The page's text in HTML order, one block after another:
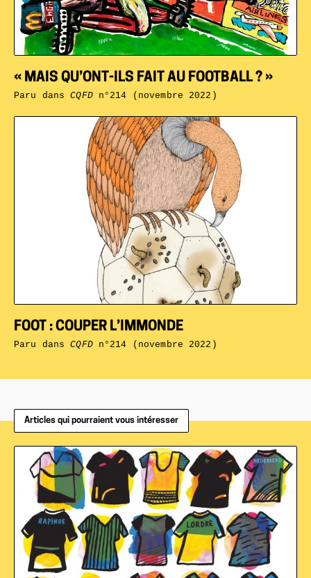
FOOT : COUPER L’IMMONDE
Paru dansCQFDn°214 (novembre 2022)
« MAIS QU’ONT-ILS FAIT AU FOOTBALL ? »
Paru dansCQFDn°214 (novembre 2022)
Articles qui pourraient vous intéresser